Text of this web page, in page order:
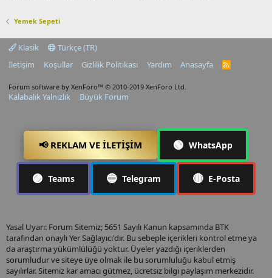
Yemek Sepeti
Klasik
Türkçe (TR)
İletişim
Koşullar Gizlilik Politikası Yardım Anasayfa
R
Forum software by XenForo™ © 2010-2019 XenForo Ltd.
Kalabalık Yalnızlık Büyük Forum
📢 REKLAM VE İLETIŞIM 🟢 WhatsApp
🟣 Teams 🔵 Telegram 🔴 E-Posta
Yasal Uyarı: Forum Sitemiz; 5651 Sayılı Kanun kapsamında BTK
tarafından onaylı Yer Sağlayıcı'dır. Bu sebeple içerikleri kontrol etme ya
da araştırma yükümlülüğü yoktur. Üyeler yazdığı içeriklerden
sorumludur ve siteye üye olmak ile bu sorumluluğu kabul etmiş
sayılırlar. Sitemiz kar amacı gütmez, ücretsiz bilgi paylaşım merkezidir.